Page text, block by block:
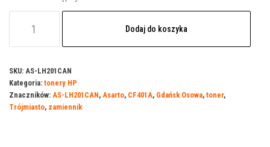
do
HP
201CAN
Dodaj do koszyka
SKU: AS-LH201CAN
Kategoria: tonery HP
Znaczników: AS-LH201CAN, Asarto, CF401A, Gdańsk Osowa, toner,
Trójmiasto, zamiennik